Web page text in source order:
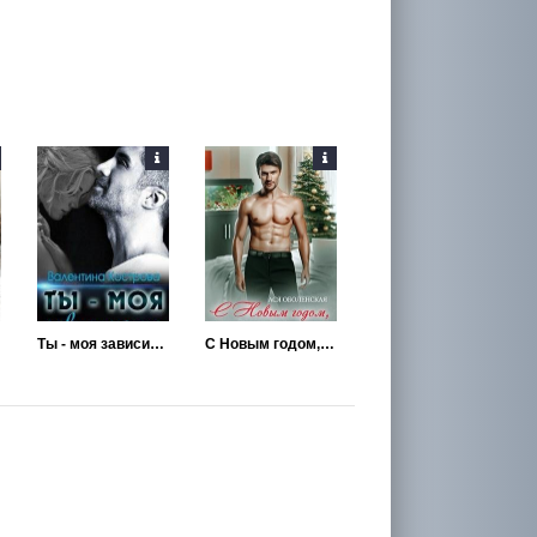
Ты - моя зависимость С Новым годом, вы уволены!